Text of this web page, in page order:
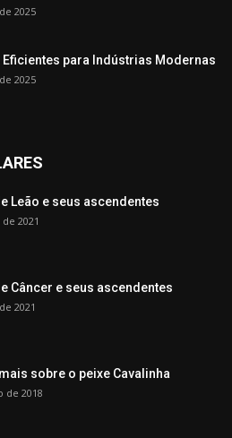
2025
para Indústrias Modernas
2025
Leão e seus ascendentes
2021
Câncer e seus ascendentes
2021
sobre o peixe Cavalinha
de 2018